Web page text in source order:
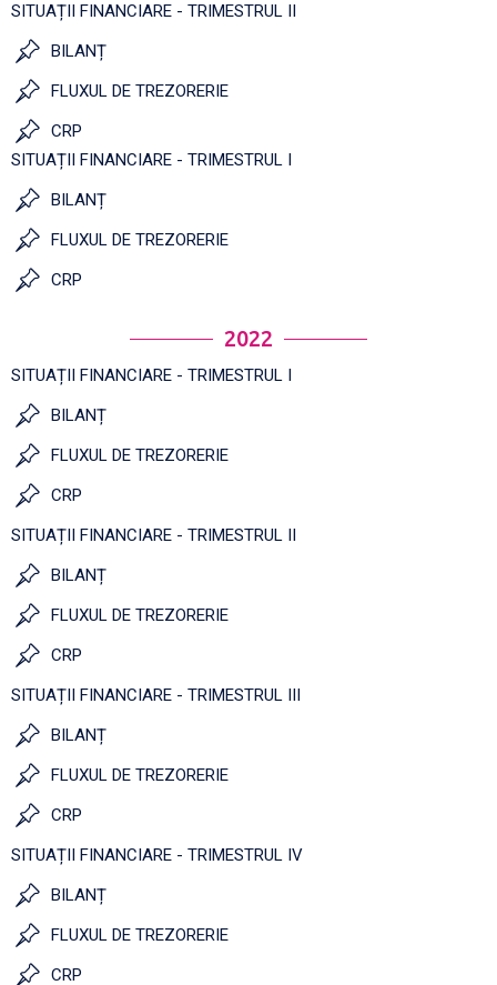
SITUAȚII FINANCIARE - TRIMESTRUL II
BILANȚ
FLUXUL DE TREZORERIE
CRP
SITUAȚII FINANCIARE - TRIMESTRUL I
BILANȚ
FLUXUL DE TREZORERIE
CRP
2022
SITUAȚII FINANCIARE - TRIMESTRUL I
BILANȚ
FLUXUL DE TREZORERIE
CRP
SITUAȚII FINANCIARE - TRIMESTRUL II
BILANȚ
FLUXUL DE TREZORERIE
CRP
SITUAȚII FINANCIARE - TRIMESTRUL III
BILANȚ
FLUXUL DE TREZORERIE
CRP
SITUAȚII FINANCIARE - TRIMESTRUL IV
BILANȚ
FLUXUL DE TREZORERIE
CRP